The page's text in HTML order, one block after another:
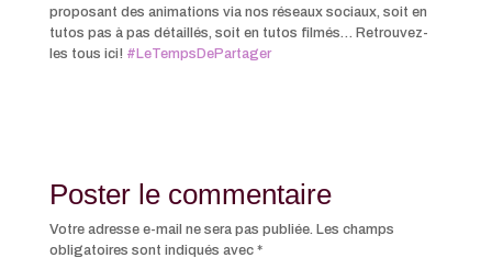
proposant des animations via nos réseaux sociaux, soit en
tutos pas à pas détaillés, soit en tutos filmés… Retrouvez-
les tous ici! #LeTempsDePartager
Poster le commentaire
Votre adresse e-mail ne sera pas publiée. Les champs
obligatoires sont indiqués avec *